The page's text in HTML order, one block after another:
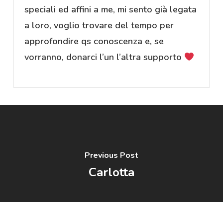
speciali ed affini a me, mi sento già legata
a loro, voglio trovare del tempo per
approfondire qs conoscenza e, se
vorranno, donarci l’un l’altra supporto
Previous Post
Carlotta